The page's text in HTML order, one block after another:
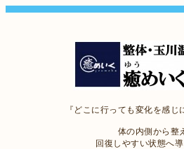
『どこに行っても変化を感じ
体の内側から整
回復しやすい状態へ